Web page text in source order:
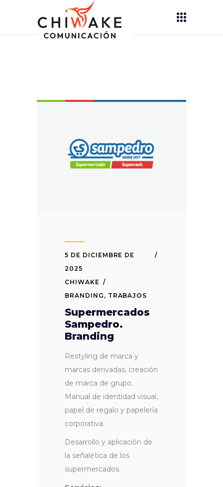
5 DE DICIEMBRE DE
2025
CHIWAKE
BRANDING , TRABAJOS
Supermercados
Sampedro.
Branding
Restyling de marca y
marcas derivadas, creación
de marca de grupo.
Manual de identidad visual,
papel de regalo y papelería
corporativa.
Desarrollo y aplicación de
la señalética de los
supermercados.